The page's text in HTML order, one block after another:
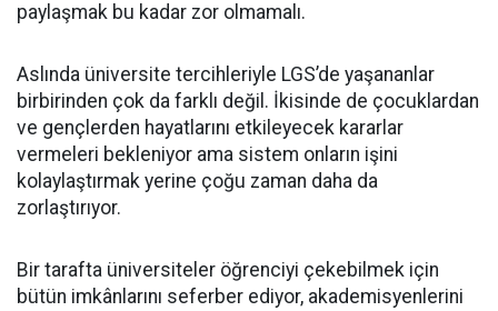
paylaşmak bu kadar zor olmamalı.
Aslında üniversite tercihleriyle LGS’de yaşananlar
birbirinden çok da farklı değil. İkisinde de çocuklardan
ve gençlerden hayatlarını etkileyecek kararlar
vermeleri bekleniyor ama sistem onların işini
kolaylaştırmak yerine çoğu zaman daha da
zorlaştırıyor.
Bir tarafta üniversiteler öğrenciyi çekebilmek için
bütün imkânlarını seferber ediyor, akademisyenlerini